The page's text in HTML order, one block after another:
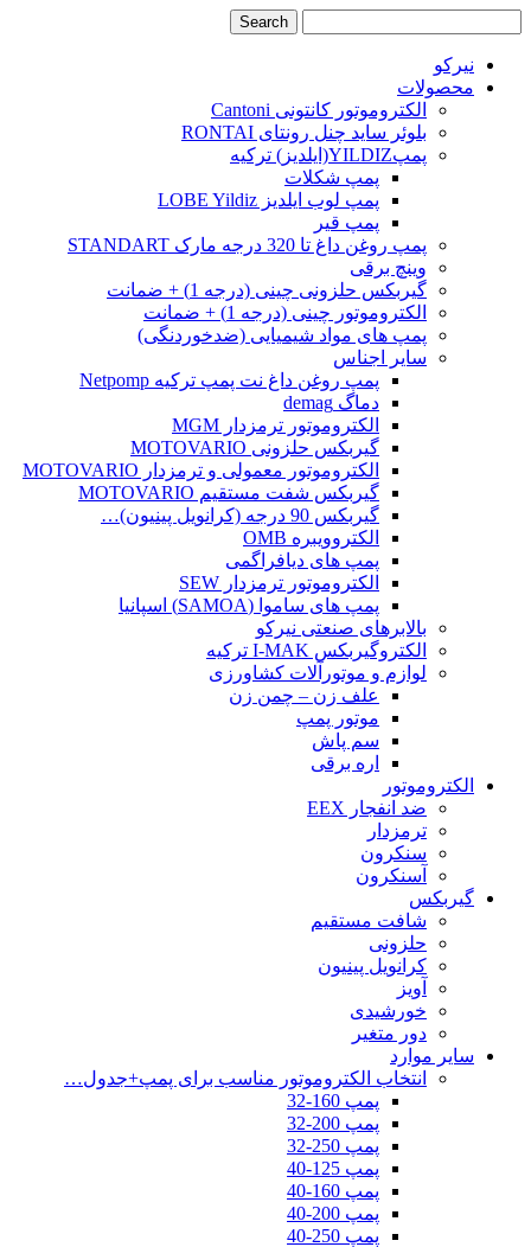
نیرکو
محصولات
الکتروموتور کانتونی Cantoni
بلوئر ساید چنل رونتای RONTAI
پمپYILDIZ(ایلدیز) ترکیه
پمپ شکلات
پمپ لوب ایلدیز LOBE Yildiz
پمپ قیر
پمپ روغن داغ تا 320 درجه مارک STANDART
وینچ برقی
گیربکس حلزونی چینی (درجه 1) + ضمانت
الکتروموتور چینی (درجه 1) + ضمانت
پمپ های مواد شیمیایی (ضدخوردنگی)
سایر اجناس
پمپ روغن داغ نت پمپ ترکیه Netpomp
دماگ demag
الکتروموتور ترمزدار MGM
گیربکس حلزونی MOTOVARIO
الکتروموتور معمولی و ترمزدار MOTOVARIO
گیربکس شفت مستقیم MOTOVARIO
گیربکس 90 درجه (کرانویل پینیون)…
الکتروویبره OMB
پمپ های دیافراگمی
الکتروموتور ترمزدار SEW
پمپ های ساموا (SAMOA) اسپانیا
بالابرهای صنعتی نیرکو
الکتروگیربکس I-MAK ترکیه
لوازم و موتورآلات کشاورزی
علف زن – چمن زن
موتور پمپ
سم پاش
اره برقی
الکتروموتور
ضد انفجار EEX
ترمزدار
سنکرون
آسنکرون
گیربکس
شافت مستقیم
حلزونی
کرانویل پینیون
آویز
خورشیدی
دور متغیر
سایر موارد
انتخاب الکتروموتور مناسب برای پمپ+جدول…
پمپ 160-32
پمپ 200-32
پمپ 250-32
پمپ 125-40
پمپ 160-40
پمپ 200-40
پمپ 250-40